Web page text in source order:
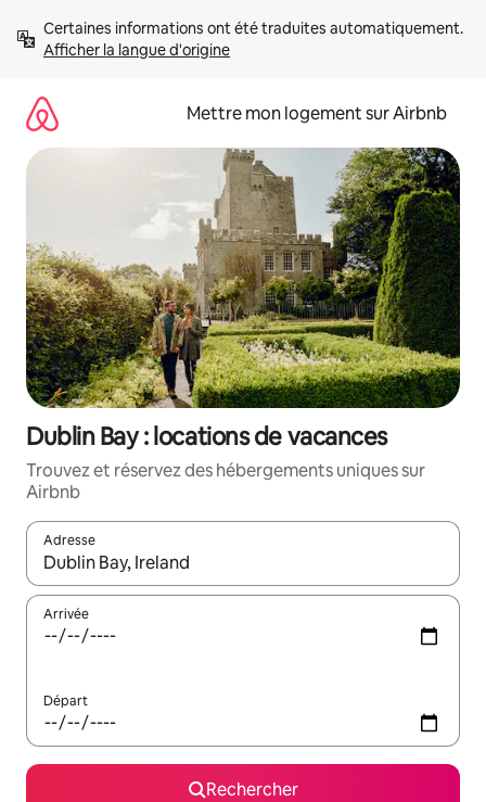
directement
Afficher la langue d'origine
Mettre mon logement sur Airbnb
Dublin Bay : locations de vacances
Trouvez et réservez des hébergements uniques sur
Airbnb
Adresse
Lorsque les résultats s'affichent, utilisez les flèches vers le
Arrivée
Départ
Rechercher